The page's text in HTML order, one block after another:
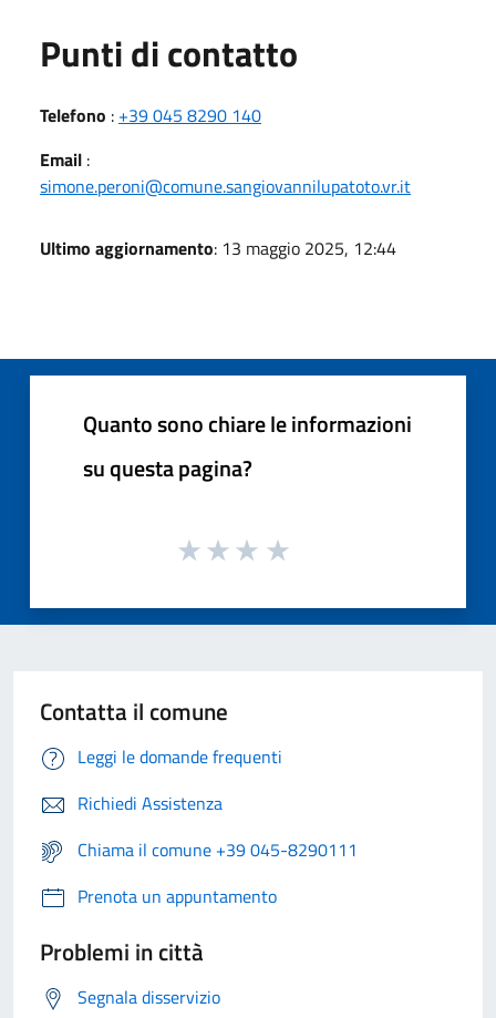
Punti di contatto
Telefono : +39 045 8290 140
Email :
simone.peroni@comune.sangiovannilupatoto.vr.it
Ultimo aggiornamento: 13 maggio 2025, 12:44
Quanto sono chiare le informazioni
su questa pagina?
Contatta il comune
Leggi le domande frequenti
Richiedi Assistenza
Chiama il comune +39 045-8290111
Prenota un appuntamento
Problemi in città
Segnala disservizio